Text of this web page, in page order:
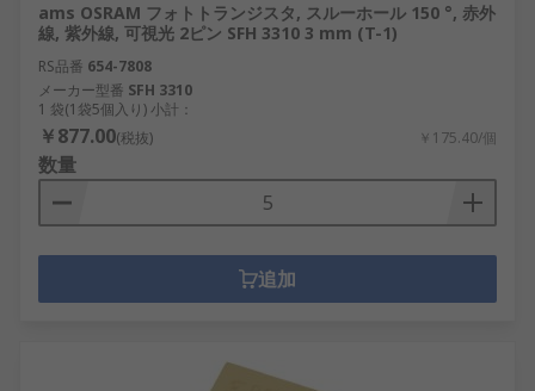
ams OSRAM フォトトランジスタ, スルーホール 150 °, 赤外
線, 紫外線, 可視光 2ピン SFH 3310 3 mm (T-1)
RS品番 654-7808
メーカー型番 SFH 3310
1 袋(1袋5個入り) 小計：
￥877.00(税抜) ￥175.40/個
数量
追加